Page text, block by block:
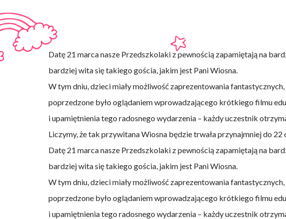
Datę 21 marca nasze Przedszkolaki z pewnością zapamiętają na
bardziej wita się takiego gościa, jakim jest Pani Wiosna.
W tym dniu, dzieci miały możliwość zaprezentowania
poprzedzone było oglądaniem wprowadzającego krótkiego filmu
i upamiętnienia tego radosnego wydarzenia – każdy uczestnik
Liczymy, że tak przywitana Wiosna będzie trwała przynajmniej do
Datę 21 marca nasze Przedszkolaki z pewnością zapamiętają na
bardziej wita się takiego gościa, jakim jest Pani Wiosna.
W tym dniu, dzieci miały możliwość zaprezentowania
poprzedzone było oglądaniem wprowadzającego krótkiego filmu
i upamiętnienia tego radosnego wydarzenia – każdy uczestnik